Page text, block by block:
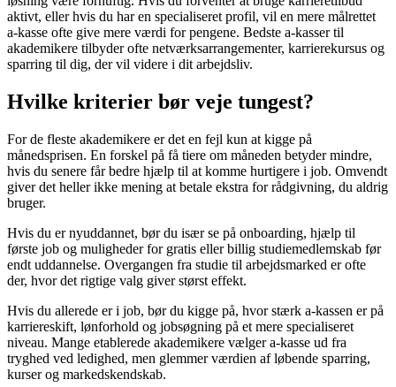
aktivt, eller hvis du har en specialiseret profil, vil en mere målrettet
a-kasse ofte give mere værdi for pengene. Bedste a-kasser til
akademikere tilbyder ofte netværksarrangementer, karrierekursus og
sparring til dig, der vil videre i dit arbejdsliv.
Hvilke kriterier bør veje tungest?
For de fleste akademikere er det en fejl kun at kigge på
månedsprisen. En forskel på få tiere om måneden betyder mindre,
hvis du senere får bedre hjælp til at komme hurtigere i job. Omvendt
giver det heller ikke mening at betale ekstra for rådgivning, du aldrig
bruger.
Hvis du er nyuddannet, bør du især se på onboarding, hjælp til
første job og muligheder for gratis eller billig studiemedlemskab før
endt uddannelse. Overgangen fra studie til arbejdsmarked er ofte
der, hvor det rigtige valg giver størst effekt.
Hvis du allerede er i job, bør du kigge på, hvor stærk a-kassen er på
karriereskift, lønforhold og jobsøgning på et mere specialiseret
niveau. Mange etablerede akademikere vælger a-kasse ud fra
tryghed ved ledighed, men glemmer værdien af løbende sparring,
kurser og markedskendskab.